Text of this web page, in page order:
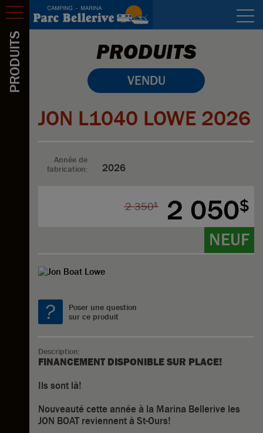
PRODUITS
Réservation
Tarifs
Photos
Plan
Nous joindre
PRODUITS
VENDU
JON L1040 LOWE 2026
Année de
fabrication:
2026
2 050$
2 350$
NEUF
Poser une question
sur ce produit
Description:
FINANCEMENT DISPONIBLE SUR PLACE!
Ils sont là!
Nouveauté cette année à la Marina Bellerive les
JON BOAT reviennent à St-Ours!